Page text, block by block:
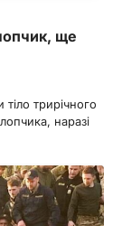
ще
трирічного
наразі